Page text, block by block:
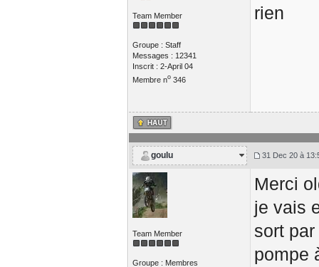
Team Member
Groupe : Staff
Messages : 12341
Inscrit : 2-April 04
Membre no346
rien
goulu 31 Dec 20 à
Team Member
Groupe : Membres
Merci
je vais
sort
pompe